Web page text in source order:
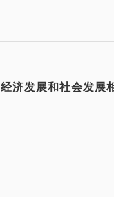
经济发展和社会发展